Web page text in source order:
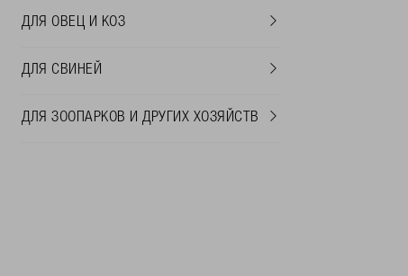
ДЛЯ ОВЕЦ И КОЗ
ДЛЯ СВИНЕЙ
ДЛЯ ЗООПАРКОВ И ДРУГИХ ХОЗЯЙСТВ